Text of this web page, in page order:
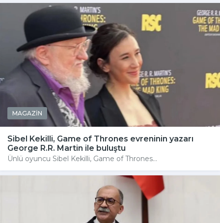
MAGAZİN
Sibel Kekilli, Game of Thrones evreninin yazarı
George R.R. Martin ile buluştu
Ünlü oyuncu Sibel Kekilli, Game of Thrones...